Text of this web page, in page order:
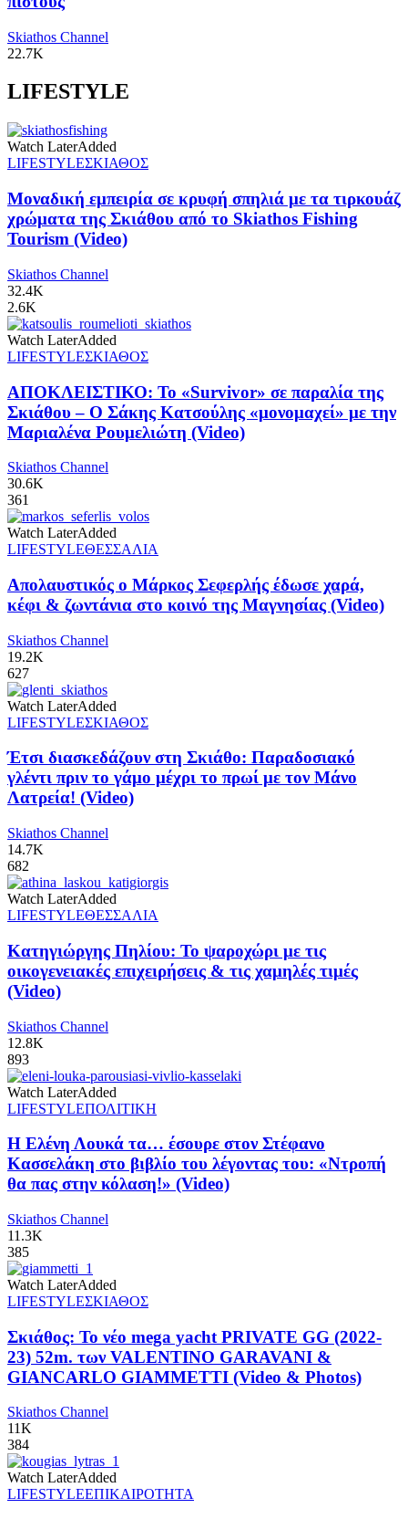
Skiathos Channel
22.7K
LIFESTYLE
Watch LaterAdded
LIFESTYLEΣΚΙΑΘΟΣ
Μοναδική εμπειρία σε κρυφή σπηλιά με τα τιρκουάζ
χρώματα της Σκιάθου από το Skiathos Fishing
Tourism (Video)
Skiathos Channel
32.4K
2.6K
Watch LaterAdded
LIFESTYLEΣΚΙΑΘΟΣ
ΑΠΟΚΛΕΙΣΤΙΚΟ: Το «Survivor» σε παραλία της
Σκιάθου – Ο Σάκης Κατσούλης «μονομαχεί» με την
Μαριαλένα Ρουμελιώτη (Video)
Skiathos Channel
30.6K
361
Watch LaterAdded
LIFESTYLEΘΕΣΣΑΛΙΑ
Απολαυστικός ο Μάρκος Σεφερλής έδωσε χαρά,
κέφι & ζωντάνια στο κοινό της Μαγνησίας (Video)
Skiathos Channel
19.2K
627
Watch LaterAdded
LIFESTYLEΣΚΙΑΘΟΣ
Έτσι διασκεδάζουν στη Σκιάθο: Παραδοσιακό
γλέντι πριν το γάμο μέχρι το πρωί με τον Μάνο
Λατρεία! (Video)
Skiathos Channel
14.7K
682
Watch LaterAdded
LIFESTYLEΘΕΣΣΑΛΙΑ
Κατηγιώργης Πηλίου: Το ψαροχώρι με τις
οικογενειακές επιχειρήσεις & τις χαμηλές τιμές
(Video)
Skiathos Channel
12.8K
893
Watch LaterAdded
LIFESTYLEΠΟΛΙΤΙΚΗ
Η Ελένη Λουκά τα… έσουρε στον Στέφανο
Κασσελάκη στο βιβλίο του λέγοντας του: «Ντροπή
θα πας στην κόλαση!» (Video)
Skiathos Channel
11.3K
385
Watch LaterAdded
LIFESTYLEΣΚΙΑΘΟΣ
Σκιάθος: Το νέο mega yacht PRIVATE GG (2022-
23) 52m. των VALENTINO GARAVANI &
GIANCARLO GIAMMETTI (Video & Photos)
Skiathos Channel
11K
384
Watch LaterAdded
LIFESTYLEΕΠΙΚΑΙΡΟΤΗΤΑ